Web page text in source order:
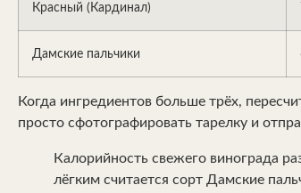
Красный (Кардинал)
Дамские пальчики
Когда ингредиентов больше трёх,
просто сфотографировать тарелку и
Калорийность свежего винограда
лёгким считается сорт Дамские